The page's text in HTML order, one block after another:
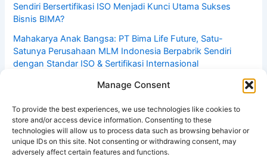
Manage Consent
To provide the best experiences, we use technologies like cookies to
store and/or access device information. Consenting to these
technologies will allow us to process data such as browsing behavior or
unique IDs on this site. Not consenting or withdrawing consent, may
adversely affect certain features and functions.
Sendiri Bersertifikasi ISO Menjadi Kunci Utama Sukses
Bisnis BIMA?
Mahakarya Anak Bangsa: PT Bima Life Future, Satu-
Satunya Perusahaan MLM Indonesia Berpabrik Sendiri
dengan Standar ISO & Sertifikasi Internasional
Bisnis Dirumah Hasilkan Rp1–5 Juta Per Hari: Rahasia
Pebisnis MLM Online Menggunakan Sistem Automasi DSS!
Yuk Daftar Dulu Gratis!